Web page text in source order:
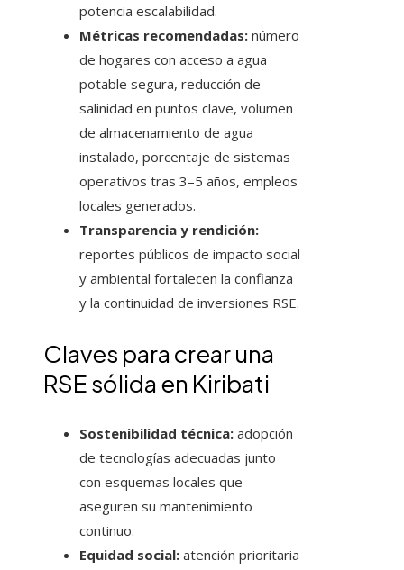
potencia escalabilidad.
Métricas recomendadas: número
de hogares con acceso a agua
potable segura, reducción de
salinidad en puntos clave, volumen
de almacenamiento de agua
instalado, porcentaje de sistemas
operativos tras 3–5 años, empleos
locales generados.
Transparencia y rendición:
reportes públicos de impacto social
y ambiental fortalecen la confianza
y la continuidad de inversiones RSE.
Claves para crear una
RSE sólida en Kiribati
Sostenibilidad técnica: adopción
de tecnologías adecuadas junto
con esquemas locales que
aseguren su mantenimiento
continuo.
Equidad social: atención prioritaria